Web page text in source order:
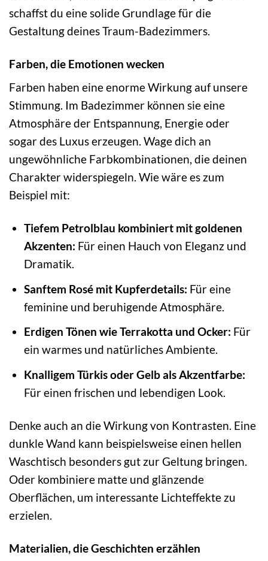
schaffst du eine solide Grundlage für die
Gestaltung deines Traum-Badezimmers.
Farben, die Emotionen wecken
Farben haben eine enorme Wirkung auf unsere
Stimmung. Im Badezimmer können sie eine
Atmosphäre der Entspannung, Energie oder
sogar des Luxus erzeugen. Wage dich an
ungewöhnliche Farbkombinationen, die deinen
Charakter widerspiegeln. Wie wäre es zum
Beispiel mit:
Tiefem Petrolblau kombiniert mit goldenen
Akzenten: Für einen Hauch von Eleganz und
Dramatik.
Sanftem Rosé mit Kupferdetails: Für eine
feminine und beruhigende Atmosphäre.
Erdigen Tönen wie Terrakotta und Ocker: Für
ein warmes und natürliches Ambiente.
Knalligem Türkis oder Gelb als Akzentfarbe:
Für einen frischen und lebendigen Look.
Denke auch an die Wirkung von Kontrasten. Eine
dunkle Wand kann beispielsweise einen hellen
Waschtisch besonders gut zur Geltung bringen.
Oder kombiniere matte und glänzende
Oberflächen, um interessante Lichteffekte zu
erzielen.
Materialien, die Geschichten erzählen